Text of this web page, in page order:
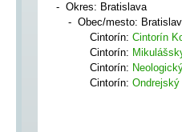
Okres: Bratislava
Obec/mesto:
Cintorín: Cintorín
Cintorín:
Cintorín:
Cintorín: